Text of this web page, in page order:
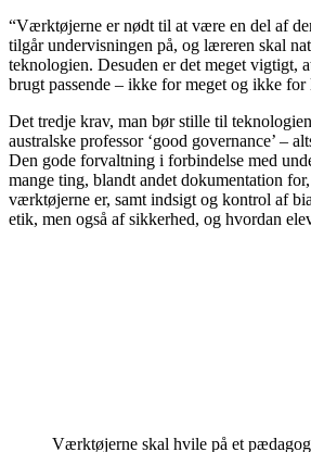
“Værktøjerne er nødt til at være en del af
tilgår undervisningen på, og læreren skal
teknologien. Desuden er det meget vigtigt,
brugt passende – ikke for meget og ikke for
Det tredje krav, man bør stille til
australske professor ‘good governance’ –
Den gode forvaltning i forbindelse med
mange ting, blandt andet dokumentation
værktøjerne er, samt indsigt og kontrol af
etik, men også af sikkerhed, og hvordan
Værktøjerne skal hvile på et